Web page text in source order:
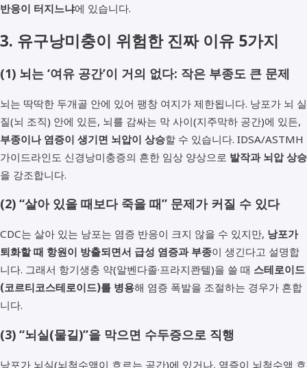
반응이 터지느냐에 있습니다.
3. 유구낭미충이 위험한 진짜 이유 5가지
(1) 뇌는 ‘여유 공간’이 거의 없다: 작은 부종도 큰 문제
뇌는 딱딱한 두개골 안에 있어 팽창 여지가 제한됩니다. 낭포가 뇌 실
질(뇌 조직) 안에 있든, 뇌를 감싸는 막 사이(지주막하 공간)에 있든,
부종이나 염증이 생기면 뇌압이 상승할 수 있습니다. IDSA/ASTMH
가이드라인도 신경낭미충증의 흔한 임상 양상으로 발작과 뇌압 상승
을 강조합니다.
(2) “살아 있을 때보다 죽을 때” 문제가 커질 수 있다
CDC는 살아 있는 낭포는 염증 반응이 크지 않을 수 있지만, 낭포가
퇴화할 때 항원이 방출되면서 급성 염증과 부종이 생긴다고 설명합
니다. 그래서 항기생충 약(알벤다졸·프라지콴텔)을 쓸 때 스테로이드
(코르티코스테로이드)를 병용해 염증 폭발을 조절하는 경우가 흔합
니다.
(3) “뇌실(물길)”을 막으면 수두증으로 직행
낭포가 뇌실(뇌척수액이 흐르는 공간)에 있거나, 염증이 뇌척수액 흐